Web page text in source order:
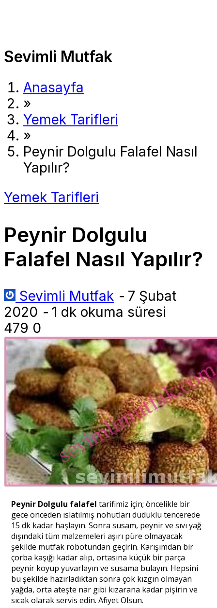
Sevimli Mutfak
Anasayfa
»
Yemek Tarifleri
»
Peynir Dolgulu Falafel Nasıl
Yapılır?
Yemek Tarifleri
Peynir Dolgulu
Falafel Nasıl Yapılır?
Sevimli Mutfak - 7 Şubat
2020 -1 dk okuma süresi
479 0
Peynir Dolgulu falafel tarifimiz için; öncelikle bir
gece önceden ıslatılmış nohutları düdüklü tencerede
15 dk kadar haşlayın. Sonra susam, peynir ve sıvı yağ
dışındaki tüm malzemeleri aşırı püre olmayacak
şekilde mutfak robotundan geçirin. Karışımdan bir
çorba kaşığı kadar alıp, ortasına küçük bir parça
peynir koyup yuvarlayın ve susama bulayın. Hepsini
bu şekilde hazırladıktan sonra çok kızgın olmayan
yağda, orta ateşte nar gibi kızarana kadar pişirin ve
sıcak olarak servis edin. Afiyet Olsun.